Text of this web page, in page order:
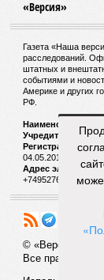
дорог Армении
совершенно
Андрей
Вот только
естественным
«железку»
тольконе
возникают
Белозёров?
Гарник
– Вероятно, в
своими
инициировать
подобно
европейская